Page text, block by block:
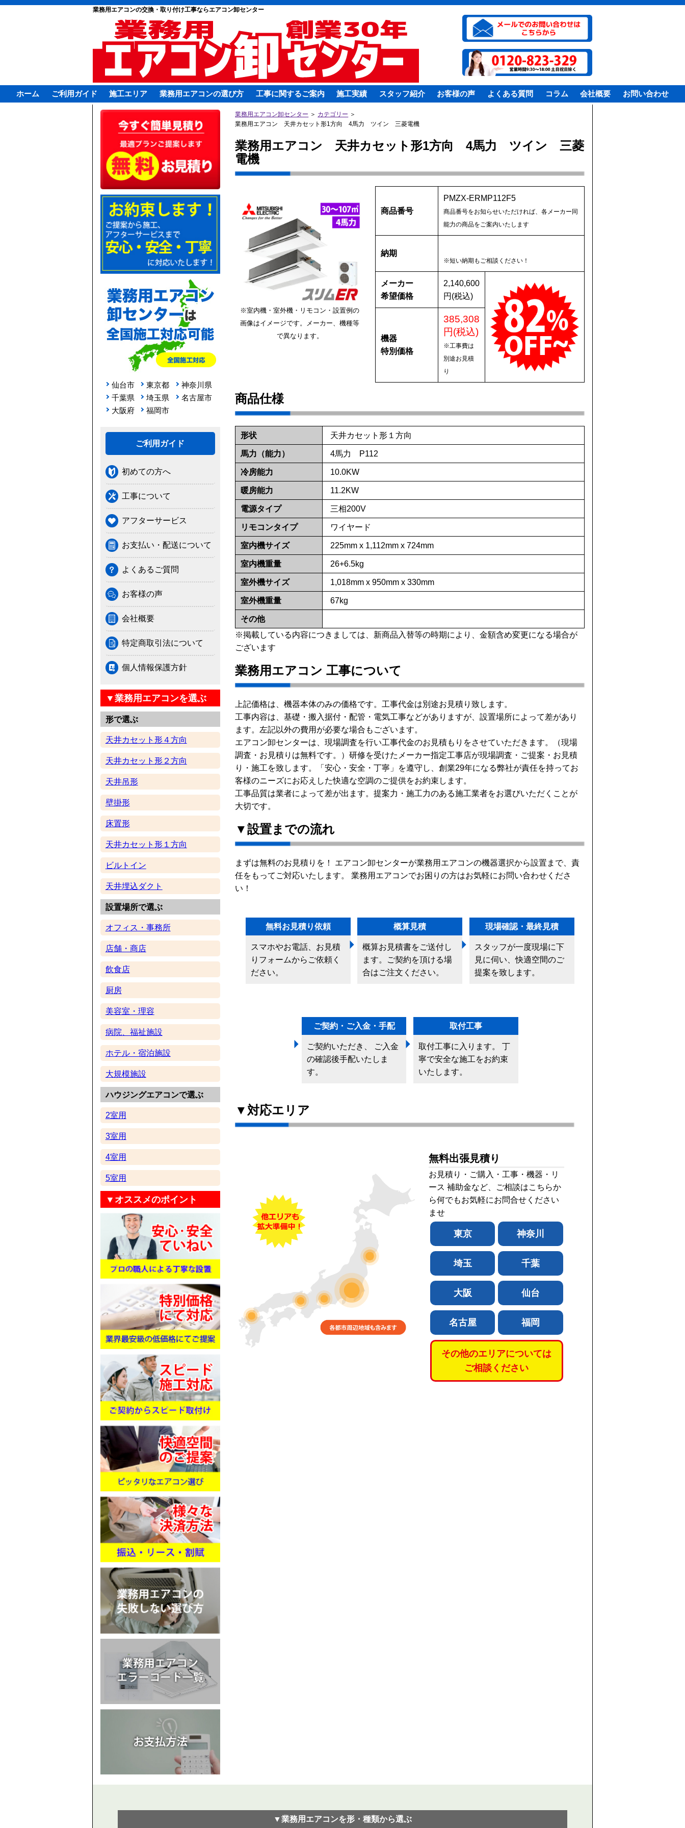
業務用エアコンの交換・取り付け工事ならエアコン卸センター
ホーム ご利用ガイド 施工エリア 業務用エアコンの選び方 工事に関するご案内 施工実績 スタッフ紹介 お客様の声 よくある質問 コラム 会社概要 お問い合わせ
仙台市 東京都
神奈川県
千葉県
埼玉県
名古屋市
大阪府
福岡市
ご利用ガイド
初めての方へ
工事について
アフターサービス
お支払い・配送について
よくあるご質問
お客様の声
会社概要
特定商取引法について
個人情報保護方針
▼業務用エアコンを選ぶ
形で選ぶ
天井カセット形４方向
天井カセット形２方向
天井吊形
壁掛形
床置形
天井カセット形１方向
ビルトイン
天井埋込ダクト
設置場所で選ぶ
オフィス・事務所
店舗・商店
飲食店
厨房
美容室・理容
病院、福祉施設
ホテル・宿泊施設
大規模施設
ハウジングエアコンで選ぶ
2室用
3室用
4室用
5室用
▼オススメのポイント
業務用エアコン卸センター ＞ カテゴリー ＞
業務用エアコン 天井カセット形1方向 4馬力 ツイン 三菱電機
業務用エアコン 天井カセット形1方向 4馬力 ツイン 三菱
電機
※室内機・室外機・リモコン・設置例の
画像はイメージです。メーカー、機種等
で異なります。
商品番号
PMZX-ERMP112F5
商品番号をお知らせいただければ、各メーカー同
能力の商品をご案内いたします
納期
※短い納期もご相談ください！
メーカー
希望価格
2,140,600
円(税込)
機器
特別価格
385,308
円(税込)
※工事費は
別途お見積
り
商品仕様
形状 天井カセット形１方向
馬力（能力） 4馬力 P112
冷房能力 10.0KW
暖房能力 11.2KW
電源タイプ 三相200V
リモコンタイプ ワイヤード
室内機サイズ 225mm x 1,112mm x 724mm
室内機重量 26+6.5kg
室外機サイズ 1,018mm x 950mm x 330mm
室外機重量 67kg
その他
※掲載している内容につきましては、新商品入替等の時期により、金額含め変更になる場合が
ございます
業務用エアコン 工事について
上記価格は、機器本体のみの価格です。工事代金は別途お見積り致します。
工事内容は、基礎・搬入据付・配管・電気工事などがありますが、設置場所によって差があり
ます。左記以外の費用が必要な場合もございます。
エアコン卸センターは、現場調査を行い工事代金のお見積もりをさせていただきます。（現場
調査・お見積りは無料です。）研修を受けたメーカー指定工事店が現場調査・ご提案・お見積
り・施工を致します。「安心・安全・丁寧」を遵守し、創業29年になる弊社が責任を持ってお
客様のニーズにお応えした快適な空調のご提供をお約束します。
工事品質は業者によって差が出ます。提案力・施工力のある施工業者をお選びいただくことが
大切です。
▼設置までの流れ
まずは無料のお見積りを！ エアコン卸センターが業務用エアコンの機器選択から設置まで、責
任をもってご対応いたします。 業務用エアコンでお困りの方はお気軽にお問い合わせくださ
い！
無料お見積り依頼
スマホやお電話、お見積
りフォームからご依頼く
ださい。
概算見積
概算お見積書をご送付し
ます。ご契約を頂ける場
合はご注文ください。
現場確認・最終見積
スタッフが一度現場に下
見に伺い、快適空間のご
提案を致します。
ご契約・ご入金・手配
ご契約いただき、 ご入金
の確認後手配いたしま
す。
取付工事
取付工事に入ります。 丁
寧で安全な施工をお約束
いたします。
▼対応エリア
無料出張見積り
お見積り・ご購入・工事・機器・リ
ース 補助金など、ご相談はこちらか
ら何でもお気軽にお問合せください
ませ
東京 神奈川
埼玉 千葉
大阪 仙台
名古屋 福岡
その他のエリアについては
ご相談ください
▼業務用エアコンを形・種類から選ぶ